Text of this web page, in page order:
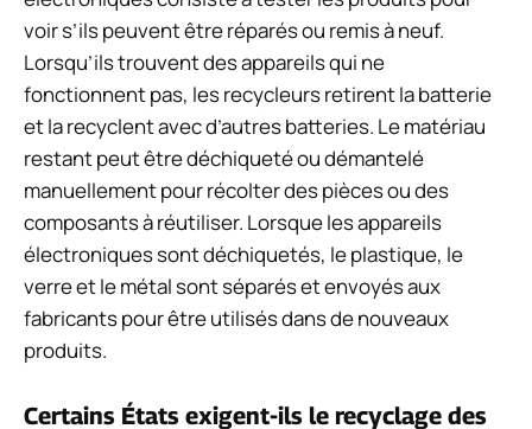
voir s’ils peuvent être réparés ou remis à neuf.
Lorsqu’ils trouvent des appareils qui ne
fonctionnent pas, les recycleurs retirent la batterie
et la recyclent avec d’autres batteries. Le matériau
restant peut être déchiqueté ou démantelé
manuellement pour récolter des pièces ou des
composants à réutiliser. Lorsque les appareils
électroniques sont déchiquetés, le plastique, le
verre et le métal sont séparés et envoyés aux
fabricants pour être utilisés dans de nouveaux
produits.
Certains États exigent-ils le recyclage des